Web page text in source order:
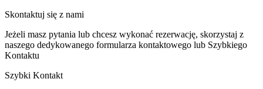
Skontaktuj się z nami
Jeżeli masz pytania lub chcesz wykonać rezerwację, skorzystaj z
naszego dedykowanego formularza kontaktowego lub Szybkiego
Kontaktu
Szybki Kontakt